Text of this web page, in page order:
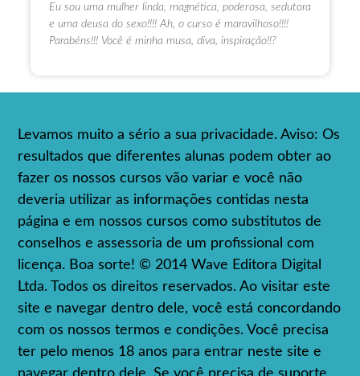
Eu sou uma mulher linda, magnética, poderosa, sedutora
e uma deusa do sexo!!!! Ah, o curso é maravilhoso!!!!
Parabéns!!! Você é minha musa, diva, inspiração!!?
Levamos muito a sério a sua privacidade. Aviso: Os
resultados que diferentes alunas podem obter ao
fazer os nossos cursos vão variar e você não
deveria utilizar as informações contidas nesta
página e em nossos cursos como substitutos de
conselhos e assessoria de um profissional com
licença. Boa sorte! © 2014 Wave Editora Digital
Ltda. Todos os direitos reservados. Ao visitar este
site e navegar dentro dele, você está concordando
com os nossos termos e condições. Você precisa
ter pelo menos 18 anos para entrar neste site e